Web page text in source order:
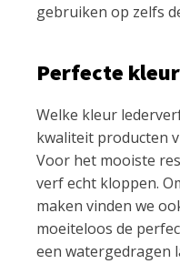
gebruiken op zelfs
Perfecte kleur
Welke kleur
kwaliteit producten
Voor het mooiste
verf echt kloppen.
maken vinden we
moeiteloos de
een watergedragen